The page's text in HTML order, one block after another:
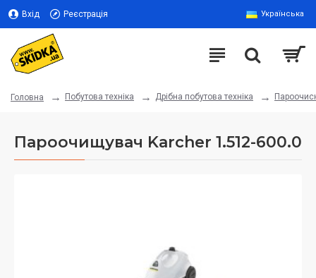
Вхід Реєстрація Українська
Головна Побутова техніка Дрібна побутова техніка
Пароочищувач Karcher 1.512-600.0